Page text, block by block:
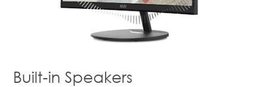
Built-in Speakers